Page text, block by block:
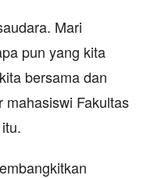
Mari
pun yang kita
bersama dan
mahasiswi Fakultas